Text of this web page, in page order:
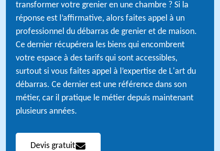
transformer votre grenier en une chambre ? Si la
réponse est l’affirmative, alors faites appel à un
professionnel du débarras de grenier et de maison.
Ce dernier récupérera les biens qui encombrent
votre espace à des tarifs qui sont accessibles,
surtout si vous faites appel à l’expertise de L'art du
débarras. Ce dernier est une référence dans son
métier, car il pratique le métier depuis maintenant
plusieurs années.
Devis gratuit